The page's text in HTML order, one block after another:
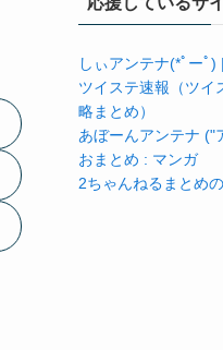
しぃアンテナ(*ﾟーﾟ
ツイステ速報（ツイ
略まとめ）
あぼーんアンテナ ("
おまとめ : マンガ
2ちゃんねるまとめ